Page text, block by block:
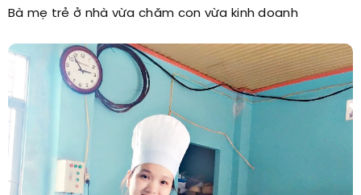
Bà mẹ trẻ ở nhà vừa chăm con vừa kinh doanh